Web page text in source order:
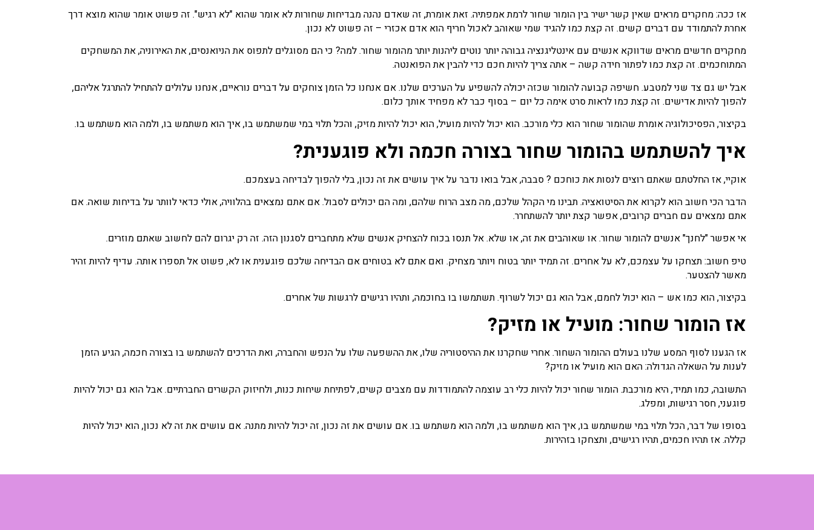
אז ככה: מחקרים מראים שאין קשר ישיר בין הומור שחור לרמת אמפתיה. זאת אומרת, זה שאדם נהנה מבדיחות שחורות לא אומר שהוא "לא רגיש". זה פשוט אומר שהוא מוצא דרך
אחרת להתמודד עם דברים קשים. זה קצת כמו להגיד שמי שאוהב לאכול חריף הוא אדם אכזרי – זה פשוט לא נכון.
מחקרים חדשים מראים שדווקא אנשים עם אינטליגנציה גבוהה יותר נוטים ליהנות יותר מהומור שחור. למה? כי הם מסוגלים לתפוס את הניואנסים, את האירוניה, את המשחקים
המתוחכמים. זה קצת כמו לפתור חידה קשה – אתה צריך להיות חכם כדי להבין את הפואנטה.
אבל יש גם צד שני למטבע. חשיפה קבועה להומור שכזה יכולה להשפיע על הערכים שלנו. אם אנחנו כל הזמן צוחקים על דברים נוראיים, אנחנו עלולים להתחיל להתרגל אליהם,
להפוך להיות אדישים. זה קצת כמו לראות סרט אימה כל יום – בסוף כבר לא מפחיד אותך כלום.
בקיצור, הפסיכולוגיה אומרת שהומור שחור הוא כלי מורכב. הוא יכול להיות מועיל, הוא יכול להיות מזיק, והכל תלוי במי שמשתמש בו, איך הוא משתמש בו, ולמה הוא משתמש בו.
איך להשתמש בהומור שחור בצורה חכמה ולא פוגענית?
אוקיי, אז החלטתם שאתם רוצים לנסות את כוחכם ? סבבה, אבל בואו נדבר על איך עושים את זה נכון, בלי להפוך לבדיחה בעצמכם.
הדבר הכי חשוב הוא לקרוא את הסיטואציה. תבינו מי הקהל שלכם, מה מצב הרוח שלהם, ומה הם יכולים לסבול. אם אתם נמצאים בהלוויה, אולי כדאי לוותר על בדיחות שואה. אם
אתם נמצאים עם חברים קרובים, אפשר קצת יותר להשתחרר.
אי אפשר "לחנך" אנשים להומור שחור. או שאוהבים את זה, או שלא. אל תנסו בכוח להצחיק אנשים שלא מתחברים לסגנון הזה. זה רק יגרום להם לחשוב שאתם מוזרים.
טיפ חשוב: תצחקו על עצמכם, לא על אחרים. זה תמיד יותר בטוח ויותר מצחיק. ואם אתם לא בטוחים אם הבדיחה שלכם פוגענית או לא, פשוט אל תספרו אותה. עדיף להיות זהיר
מאשר להצטער.
בקיצור, הוא כמו אש – הוא יכול לחמם, אבל הוא גם יכול לשרוף. תשתמשו בו בחוכמה, ותהיו רגישים לרגשות של אחרים.
אז הומור שחור: מועיל או מזיק?
אז הגענו לסוף המסע שלנו בעולם ההומור השחור. אחרי שחקרנו את ההיסטוריה שלו, את ההשפעה שלו על הנפש והחברה, ואת הדרכים להשתמש בו בצורה חכמה, הגיע הזמן
לענות על השאלה הגדולה: האם הוא מועיל או מזיק?
התשובה, כמו תמיד, היא מורכבת. הומור שחור יכול להיות כלי רב עוצמה להתמודדות עם מצבים קשים, לפתיחת שיחות כנות, ולחיזוק הקשרים החברתיים. אבל הוא גם יכול להיות
פוגעני, חסר רגישות, ומפלג.
בסופו של דבר, הכל תלוי במי שמשתמש בו, איך הוא משתמש בו, ולמה הוא משתמש בו. אם עושים את זה נכון, זה יכול להיות מתנה. אם עושים את זה לא נכון, הוא יכול להיות
קללה. אז תהיו חכמים, תהיו רגישים, ותצחקו בזהירות.